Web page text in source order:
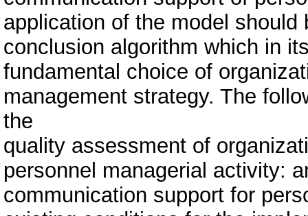
application of the model
conclusion algorithm which in
fundamental choice of
management strategy. The
the
quality assessment of
personnel managerial activity:
communication support for